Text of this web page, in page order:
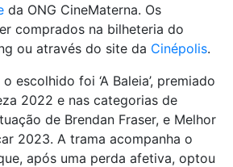
da ONG CineMaterna. Os
comprados na bilheteria do
ou através do site da Cinépolis.
escolhido foi ‘A Baleia’, premiado
2022 e nas categorias de
de Brendan Fraser, e Melhor
2023. A trama acompanha o
após uma perda afetiva, optou